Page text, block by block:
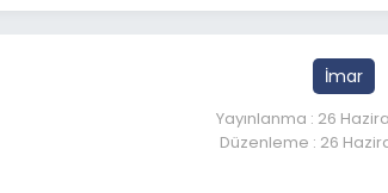
İmar
Yayınlanma : 26
Düzenleme : 26